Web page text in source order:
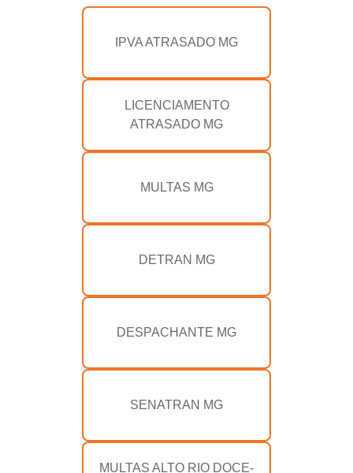
IPVA ATRASADO MG
LICENCIAMENTO
ATRASADO MG
MULTAS MG
DETRAN MG
DESPACHANTE MG
SENATRAN MG
MULTAS ALTO RIO DOCE-